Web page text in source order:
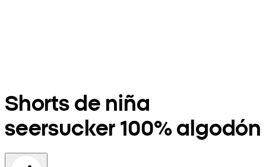
Shorts de niña
seersucker 100% algodón